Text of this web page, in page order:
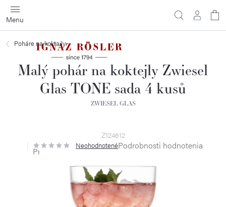
Prejsť
na
obsah
Poháre na koktaily
Malý pohár na koktejly Zwiesel
Glas TONE sada 4 kusů
ZWIESEL GLAS
Z124612
Priemerné
hodnotenie
hviezdičiek.
NeohodnotenéPodrobnosti hodnotenia